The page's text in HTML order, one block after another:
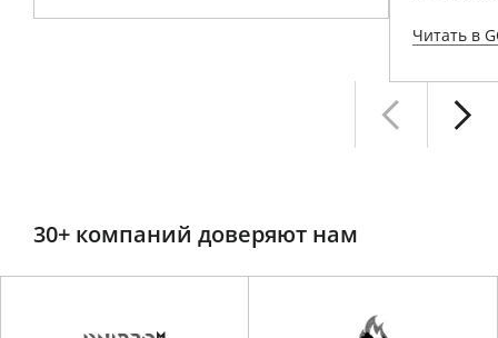
Читать в
30+ компаний доверяют нам